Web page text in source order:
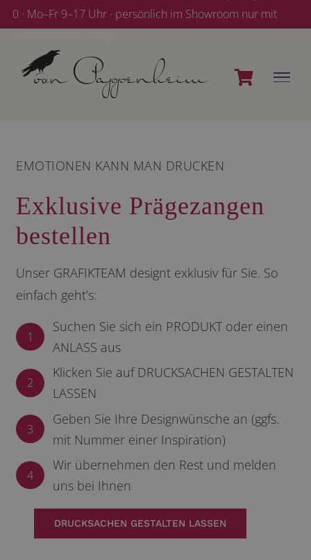
Zum
Inhalt
springen
0 · Mo–Fr 9–17 Uhr · persönlich im Showroom nur mit
Terminvereinbarung
EMOTIONEN KANN MAN DRUCKEN
Exklusive Prägezangen
bestellen
Unser GRAFIKTEAM designt exklusiv für Sie. So
einfach geht’s:
1
Suchen Sie sich ein PRODUKT oder einen
ANLASS aus
2
Klicken Sie auf DRUCKSACHEN GESTALTEN
LASSEN
3
Geben Sie Ihre Designwünsche an (ggfs.
mit Nummer einer Inspiration)
4
Wir übernehmen den Rest und melden
uns bei Ihnen
DRUCKSACHEN GESTALTEN LASSEN